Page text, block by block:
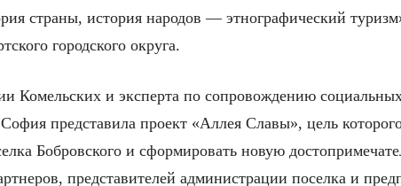
страны, история народов — этнографический
городского округа.
Комельских и эксперта по сопровождению
представила проект «Аллея Славы», цель
Бобровского и сформировать новую
представителей администрации поселка и